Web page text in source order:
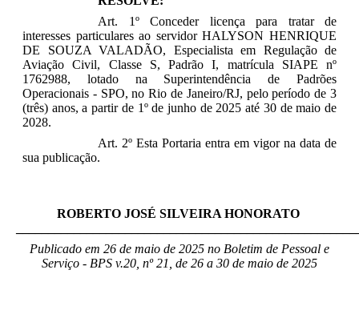
Art. 1º Conceder licença para tratar de
interesses particulares ao servidor HALYSON HENRIQUE
DE SOUZA VALADÃO, Especialista em Regulação de
Aviação Civil, Classe S, Padrão I, matrícula SIAPE nº
1762988, lotado na Superintendência de Padrões
Operacionais - SPO, no Rio de Janeiro/RJ, pelo período de 3
(três) anos, a partir de 1º de junho de 2025 até 30 de maio de
2028.
Art. 2º Esta Portaria entra em vigor na data de
sua publicação.
ROBERTO JOSÉ SILVEIRA HONORATO
Publicado em 26 de maio de 2025 no Boletim de Pessoal e
Serviço - BPS v.20, nº 21, de 26 a 30 de maio de 2025